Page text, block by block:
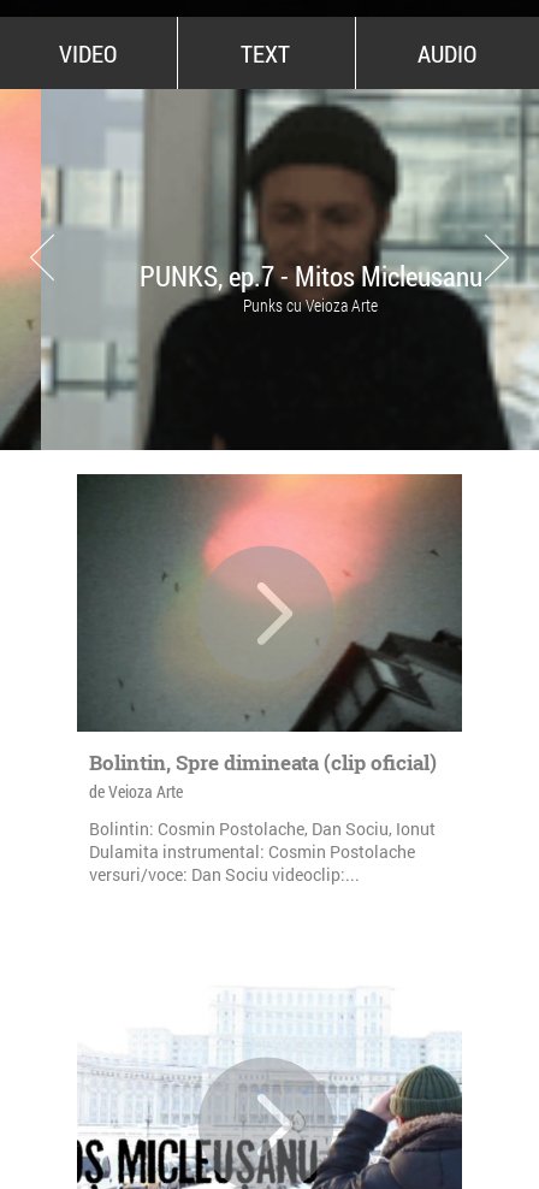
VIDEO TEXT AUDIO
PUNKS, ep.7 - Mitos Micleusanu
Punks cu Veioza Arte
Bolintin, Spre dimineata (clip oficial)
de Veioza Arte
Bolintin: Cosmin Postolache, Dan Sociu, Ionut
Dulamita instrumental: Cosmin Postolache
versuri/voce: Dan Sociu videoclip:...